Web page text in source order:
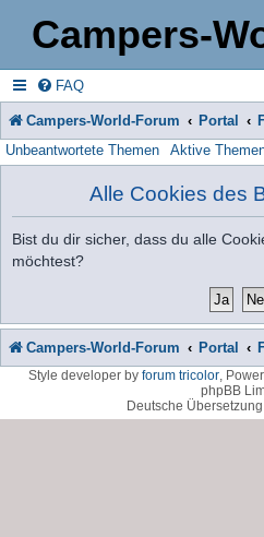
Campers-
FAQ
Campers-World-Forum Portal
Unbeantwortete Themen Aktive
Alle Cookies des
Bist du dir sicher, dass du alle
möchtest?
Campers-World-Forum Portal
Style developer by forum tricolor,
phpBB
Deutsche